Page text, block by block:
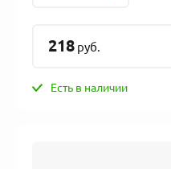
218 руб.
Есть в наличии